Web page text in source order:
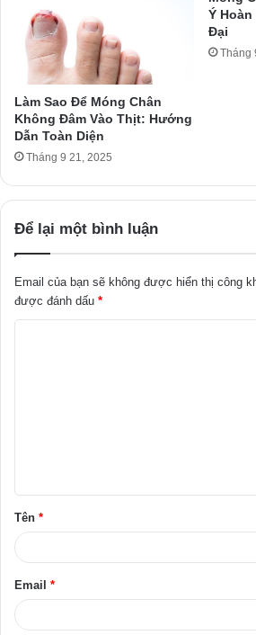
Làm Sao Để Móng Chân
Không Đâm Vào Thịt: Hướng
Dẫn Toàn Diện
Tháng 9 21, 2025
Ý Hoàn
Đại
Tháng
Để lại một bình luận
Email của bạn sẽ không được hiển thị công
được đánh dấu *
ậ
n
Tên *
Email *